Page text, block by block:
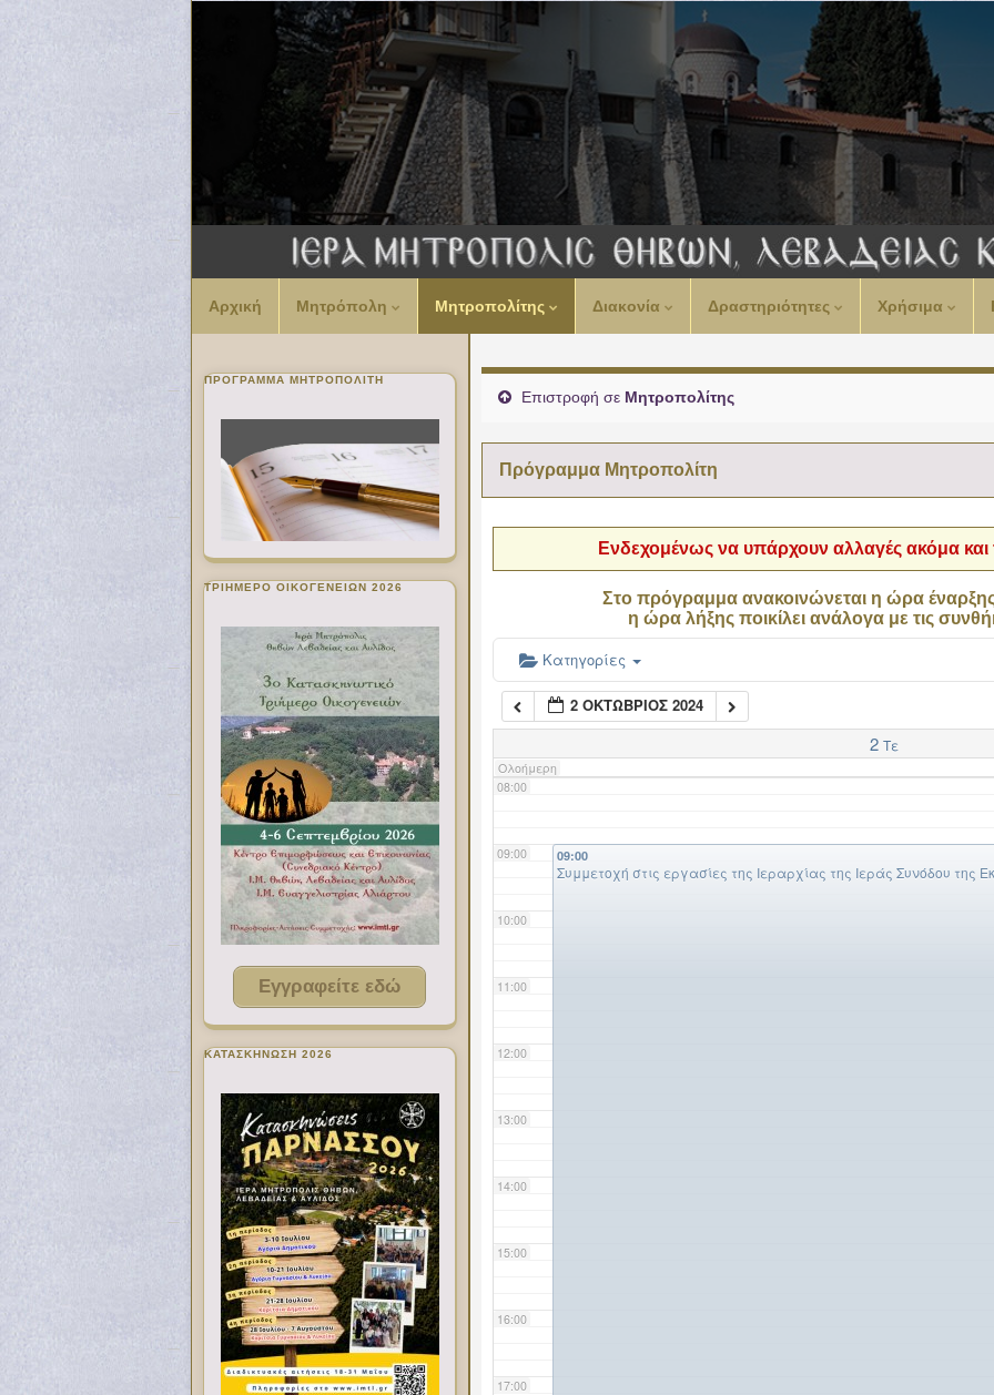
Αρχική Μητρόπολη Μητροπολίτης Διακονία Δραστηριότητες Χρήσιμα
Επιστροφή σε Μητροπολίτης
Πρόγραμμα Μητροπολίτη
Ενδεχομένως να υπάρχουν αλλαγές ακόμα και
Στο πρόγραμμα ανακοινώνεται η ώρα
η ώρα λήξης ποικίλει ανάλογα με τις
Κατηγορίες
2 ΟΚΤΏΒΡΙΟΣ 2024
2 Τε
Ολοήμερη
00:00
02:00
06:00
07:00
08:00
09:00
10:00
11:00
12:00
13:00
14:00
15:00
16:00
17:00
09:00
Συμμετοχή στις εργασίες της Ιεραρχίας της Ιεράς Συνόδου της
ΠΡΌΓΡΑΜΜΑ ΜΗΤΡΟΠΟΛΊΤΗ
ΤΡΙΗΜΕΡΟ ΟΙΚΟΓΕΝΕΙΩΝ 2026
Εγγραφείτε εδώ
ΚΑΤΑΣΚΗΝΩΣΗ 2026